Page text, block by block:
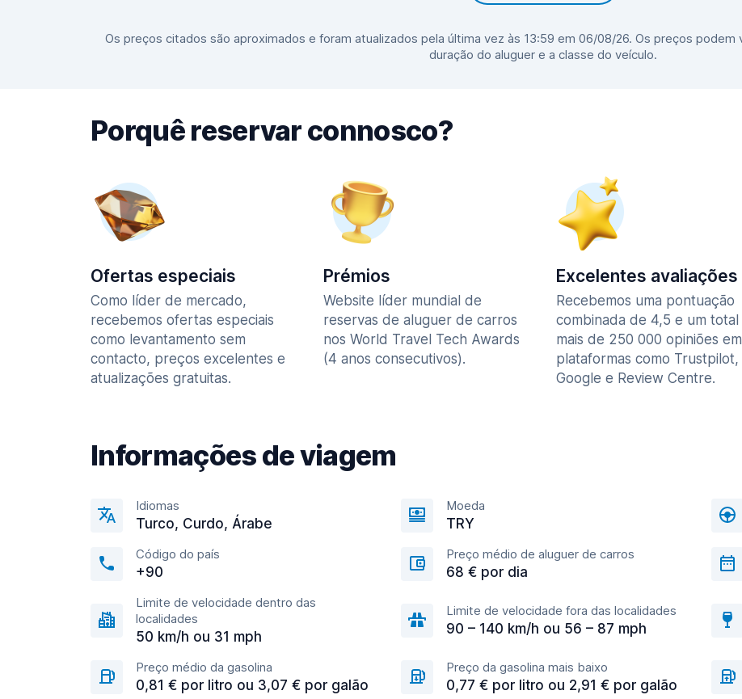
Os preços citados são aproximados e foram atualizados pela última vez às 13:59 em 06/08/26. Os preços podem
duração do aluguer e a classe do veículo.
Porquê reservar connosco?
Ofertas especiais
Como líder de mercado,
recebemos ofertas especiais
como levantamento sem
contacto, preços excelentes e
atualizações gratuitas.
Prémios
Website líder mundial de
reservas de aluguer de carros
nos World Travel Tech Awards
(4 anos consecutivos).
Excelentes avaliações
Recebemos uma pontuação
combinada de 4,5 e um total
mais de 250 000 opiniões em
plataformas como Trustpilot,
Google e Review Centre.
Informações de viagem
Idiomas
Turco, Curdo, Árabe
Moeda
TRY
Código do país
+90
Preço médio de aluguer de carros
68 € por dia
Limite de velocidade dentro das
localidades
50 km/h ou 31 mph
Limite de velocidade fora das localidades
90 – 140 km/h ou 56 – 87 mph
Preço médio da gasolina
0,81 € por litro ou 3,07 € por galão
Preço da gasolina mais baixo
0,77 € por litro ou 2,91 € por galão